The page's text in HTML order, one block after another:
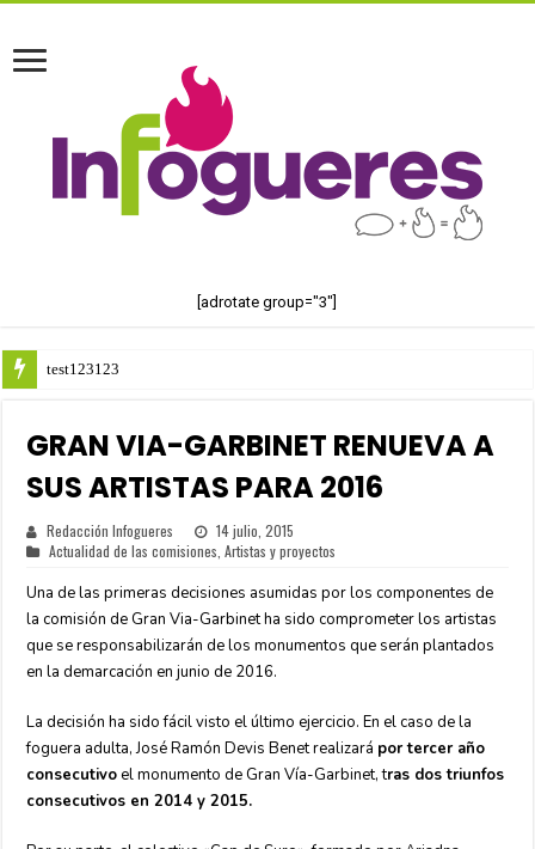
[adrotate group="3"]
test123123
GRAN VIA-GARBINET RENUEVA A
SUS ARTISTAS PARA 2016
Redacción Infogueres
14 julio, 2015
Actualidad de las comisiones ,Artistas y proyectos
Una de las primeras decisiones asumidas por los componentes de
la comisión de Gran Via-Garbinet ha sido comprometer los artistas
que se responsabilizarán de los monumentos que serán plantados
en la demarcación en junio de 2016.
La decisión ha sido fácil visto el último ejercicio. En el caso de la
foguera adulta, José Ramón Devis Benet realizará por tercer año
consecutivoel monumento de Gran Vía-Garbinet, tras dos triunfos
consecutivos en 2014 y 2015.